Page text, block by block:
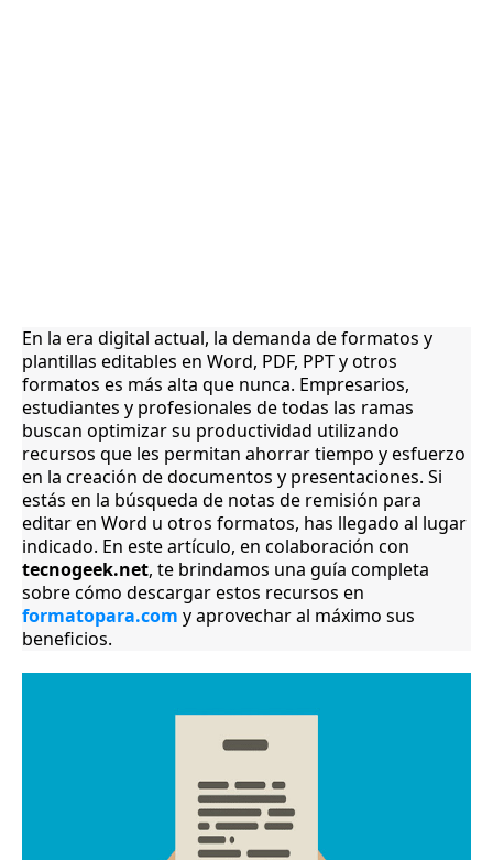
En la era digital actual, la demanda de formatos y
plantillas editables en Word, PDF, PPT y otros
formatos es más alta que nunca. Empresarios,
estudiantes y profesionales de todas las ramas
buscan optimizar su productividad utilizando
recursos que les permitan ahorrar tiempo y esfuerzo
en la creación de documentos y presentaciones. Si
estás en la búsqueda de notas de remisión para
editar en Word u otros formatos, has llegado al lugar
indicado. En este artículo, en colaboración con
tecnogeek.net, te brindamos una guía completa
sobre cómo descargar estos recursos en
formatopara.com y aprovechar al máximo sus
beneficios.